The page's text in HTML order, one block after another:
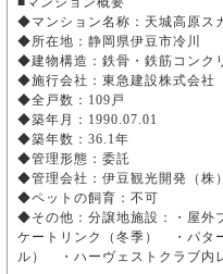
◆マンション名称：天城高原
◆所在地：静岡県伊豆市冷川
◆建物構造：鉄骨・鉄筋コン
◆施行会社：東急建設株式会
◆全戸数：109戸
◆築年月：1990.07.01
◆築年数：36.1年
◆管理形態：委託
◆管理会社：伊豆観光開発（
◆ペットの飼育：不可
◆その他：分譲地施設：・屋
ケートリンク（冬季） ・パタ
ル） ・ハーヴェストクラブ内